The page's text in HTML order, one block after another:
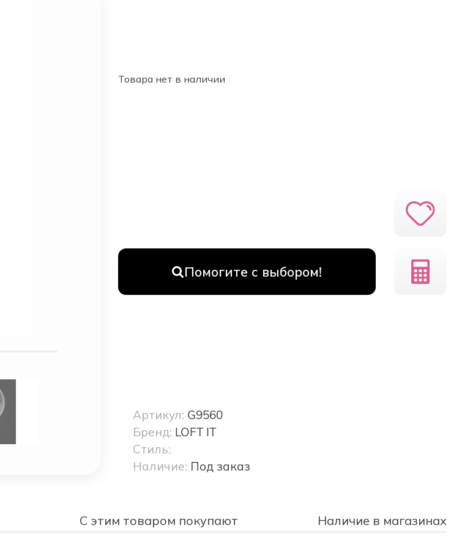
Товара нет в наличии
Помогите с выбором!
Артикул: G9560
Бренд: LOFT IT
Стиль:
Наличие: Под заказ
С этим товаром покупают Наличие в магазинах